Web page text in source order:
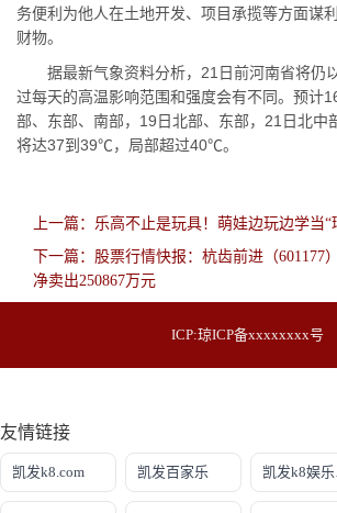
务便利为他人在土地开发、项目承揽等方面谋
财物。
据最新气象资料分析，21日前河南省将仍
过每天的高温影响范围和强度会有不同。预计
部、东部、南部，19日北部、东部，21日北中
将达37到39℃，局部超过40℃。
上一篇：乐高不止是玩具！萌娃边玩边学当“
下一篇：股票行情快报：杭齿前进（601177
净卖出250867万元
ICP:琼ICP备xxxxxxxx号
友情链接
凯发k8.com 凯发百家乐